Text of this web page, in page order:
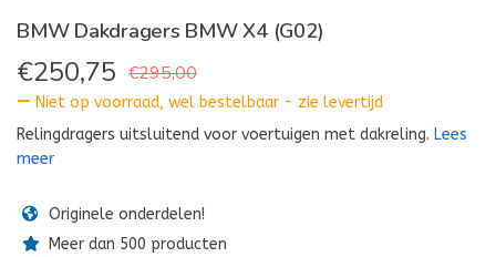
BMW Dakdragers BMW X4 (G02)
€250,75 €295,00
Niet op voorraad, wel bestelbaar - zie levertijd
Relingdragers uitsluitend voor voertuigen met dakreling. Lees
meer
Originele onderdelen!
Meer dan 500 producten